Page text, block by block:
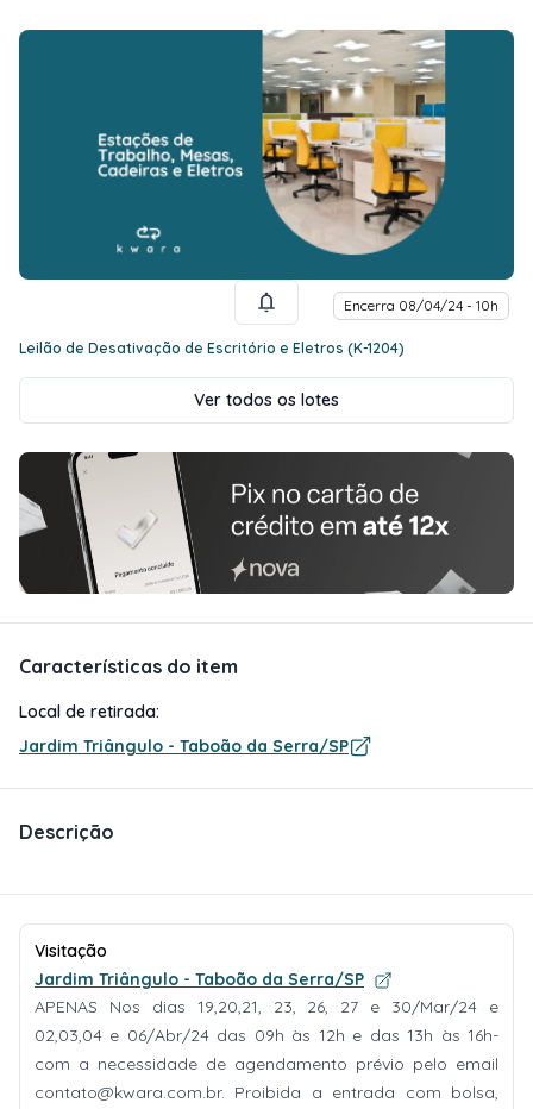
Encerra 08/04/24 - 10h
Leilão de Desativação de Escritório e Eletros (K-1204)
Ver todos os lotes
Características do item
Local de retirada:
Jardim Triângulo - Taboão da Serra/SP
Descrição
Visitação
Jardim Triângulo - Taboão da Serra/SP
APENAS Nos dias 19,20,21, 23, 26, 27 e 30/Mar/24 e
02,03,04 e 06/Abr/24 das 09h às 12h e das 13h às 16h-
com a necessidade de agendamento prévio pelo email
contato@kwara.com.br. Proibida a entrada com bolsa,